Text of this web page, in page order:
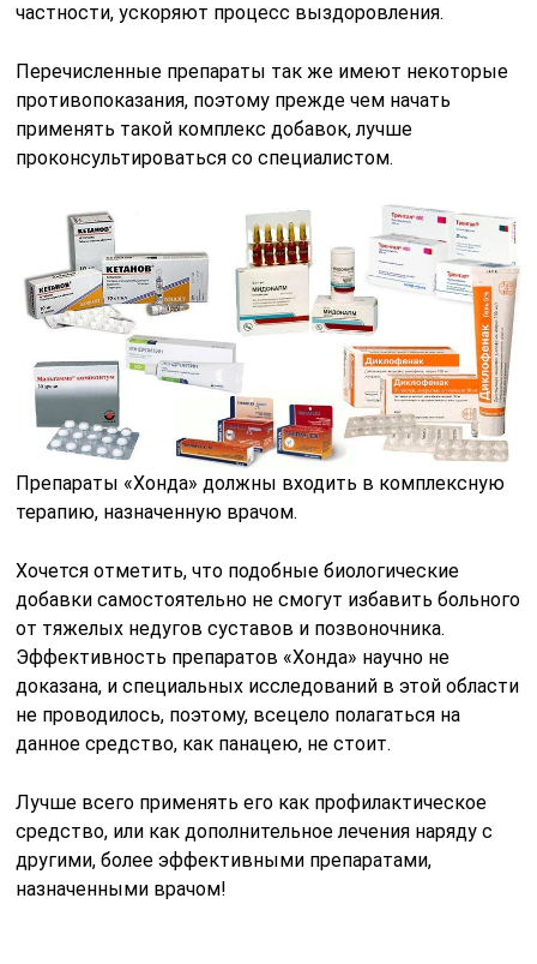
частности, ускоряют процесс выздоровления.
Перечисленные препараты так же имеют некоторые
противопоказания, поэтому прежде чем начать
применять такой комплекс добавок, лучше
проконсультироваться со специалистом.
Препараты «Хонда» должны входить в комплексную
терапию, назначенную врачом.
Хочется отметить, что подобные биологические
добавки самостоятельно не смогут избавить больного
от тяжелых недугов суставов и позвоночника.
Эффективность препаратов «Хонда» научно не
доказана, и специальных исследований в этой области
не проводилось, поэтому, всецело полагаться на
данное средство, как панацею, не стоит.
Лучше всего применять его как профилактическое
средство, или как дополнительное лечения наряду с
другими, более эффективными препаратами,
назначенными врачом!